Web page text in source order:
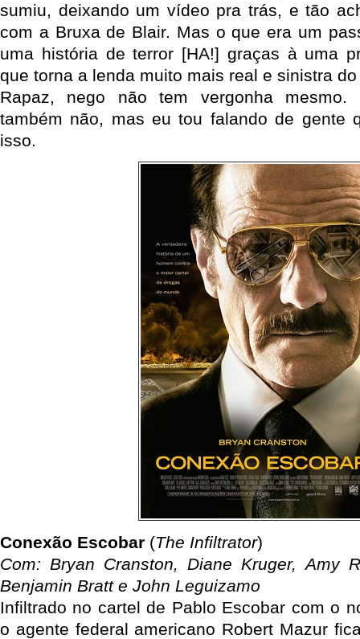
sumiu, deixando um vídeo pra trás, e tão
com a Bruxa de Blair. Mas o que era um
uma história de terror [HA!] graças à uma
que torna a lenda muito mais real e sinistra
Rapaz, nego não tem vergonha mesmo.
também não, mas eu tou falando de gente
isso.
Conexão Escobar (The Infiltrator)
Com: Bryan Cranston, Diane Kruger, Amy
Benjamin Bratt e John Leguizamo
Infiltrado no cartel de Pablo Escobar com o
o agente federal americano Robert Mazur